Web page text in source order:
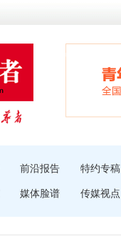
前沿报告 特约专稿
媒体脸谱 传媒视点